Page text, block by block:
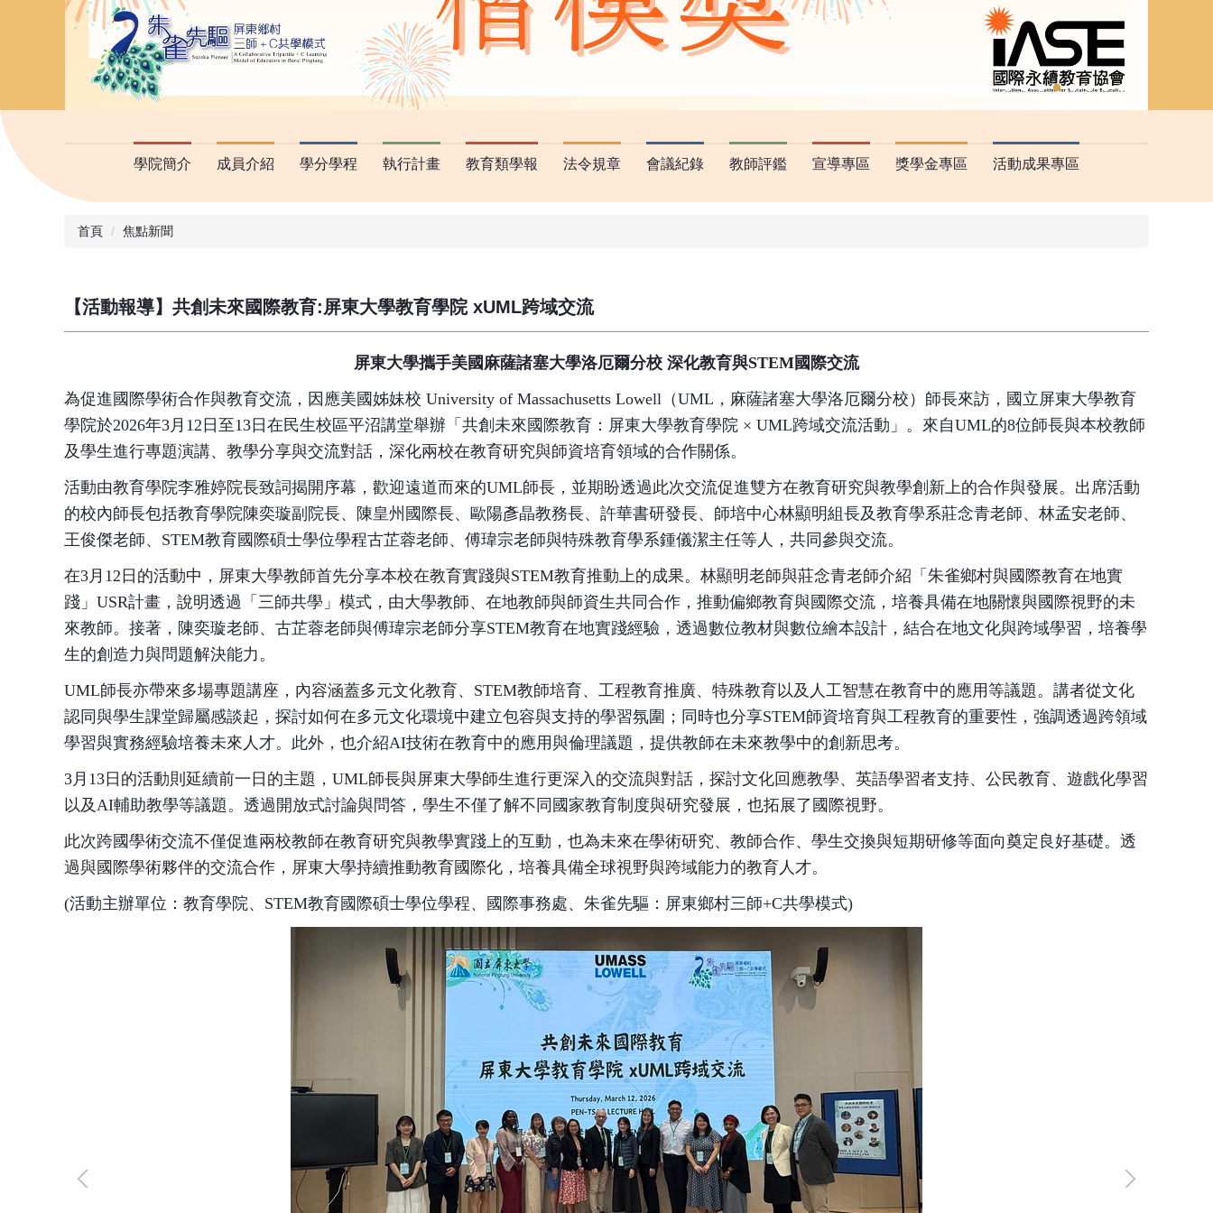
學院簡介 成員介紹 學分學程 執行計畫 教育類學報 法令規章 會議紀錄 教師評鑑 宣導專區 獎學金專區 活動成果專區
首頁 焦點新聞
【活動報導】共創未來國際教育:屏東大學教育學院 xUML跨域交流
屏東大學攜手美國麻薩諸塞大學洛厄爾分校 深化教育與STEM國際交流
為促進國際學術合作與教育交流，因應美國姊妹校 University of Massachusetts Lowell（UML ，麻薩諸塞大學洛厄爾分校）師長來訪，國立屏東大學教育
學院於2026年3月 12 日至13 日在民生校區平沼講堂舉辦「共創未來國際教育：屏東大學教育學院 × UML跨域交流活動」。來自UML的8位師長與本校教師
及學生進行專題演講、教學分享與交流對話，深化兩校在教育研究與師資培育領域的合作關係。
活動由教育學院李雅婷院長致詞揭開序幕，歡迎遠道而來的UML師長，並期盼透過此次交流促進雙方在教育研究與教學創新上的合作與發展。出席活動
的校內師長包括教育學院陳奕璇副院長、陳皇州國際長、歐陽彥晶教務長、許華書研發長、師培中心林顯明組長及教育學系莊念青老師、林孟安老師、
王俊傑老師、 STEM教育國際碩士學位學程古芷蓉老師、傅瑋宗老師與特殊教育學系鍾儀潔主任等人，共同參與交流。
在3月 12 日的活動中，屏東大學教師首先分享本校在教育實踐與STEM教育推動上的成果。林顯明老師與莊念青老師介紹「朱雀鄉村與國際教育在地實
踐」 USR計畫，說明透過「三師共學」模式，由大學教師、在地教師與師資生共同合作，推動偏鄉教育與國際交流，培養具備在地關懷與國際視野的未
來教師。接著，陳奕璇老師、古芷蓉老師與傅瑋宗老師分享STEM教育在地實踐經驗，透過數位教材與數位繪本設計，結合在地文化與跨域學習，培養學
生的創造力與問題解決能力。
UML師長亦帶來多場專題講座，內容涵蓋多元文化教育、 STEM教師培育、工程教育推廣、特殊教育以及人工智慧在教育中的應用等議題。講者從文化
認同與學生課堂歸屬感談起，探討如何在多元文化環境中建立包容與支持的學習氛圍；同時也分享STEM師資培育與工程教育的重要性，強調透過跨領域
學習與實務經驗培養未來人才。此外，也介紹AI技術在教育中的應用與倫理議題，提供教師在未來教學中的創新思考。
3月 13 日的活動則延續前一日的主題， UML師長與屏東大學師生進行更深入的交流與對話，探討文化回應教學、英語學習者支持、公民教育、遊戲化學習
以及AI輔助教學等議題。透過開放式討論與問答，學生不僅了解不同國家教育制度與研究發展，也拓展了國際視野。
此次跨國學術交流不僅促進兩校教師在教育研究與教學實踐上的互動，也為未來在學術研究、教師合作、學生交換與短期研修等面向奠定良好基礎。透
過與國際學術夥伴的交流合作，屏東大學持續推動教育國際化，培養具備全球視野與跨域能力的教育人才。
(活動主辦單位：教育學院、 STEM教育國際碩士學位學程、國際事務處、朱雀先驅：屏東鄉村三師+C共學模式)